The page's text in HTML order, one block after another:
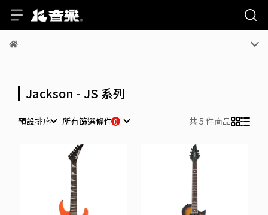
Jackson - JS 系列
預設排序 所有篩選條件 共 5 件商品